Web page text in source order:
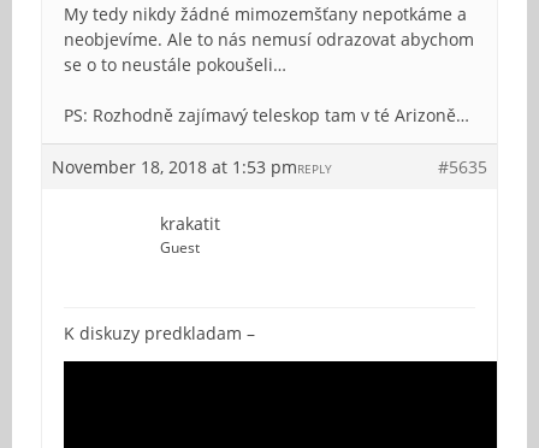
My tedy nikdy žádné mimozemšťany nepotkáme a
neobjevíme. Ale to nás nemusí odrazovat abychom
se o to neustále pokoušeli…
PS: Rozhodně zajímavý teleskop tam v té Arizoně…
November 18, 2018 at 1:53 pm #5635
REPLY
krakatit
Guest
K diskuzy predkladam –